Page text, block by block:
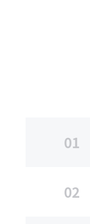
01
02